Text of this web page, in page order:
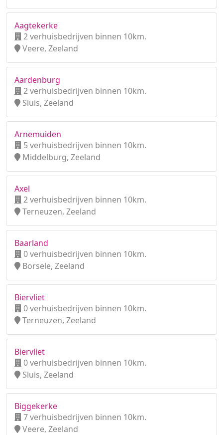
Aagtekerke
2 verhuisbedrijven binnen 10km.
Veere, Zeeland
Aardenburg
2 verhuisbedrijven binnen 10km.
Sluis, Zeeland
Arnemuiden
5 verhuisbedrijven binnen 10km.
Middelburg, Zeeland
Axel
2 verhuisbedrijven binnen 10km.
Terneuzen, Zeeland
Baarland
0 verhuisbedrijven binnen 10km.
Borsele, Zeeland
Biervliet
0 verhuisbedrijven binnen 10km.
Terneuzen, Zeeland
Biervliet
0 verhuisbedrijven binnen 10km.
Sluis, Zeeland
Biggekerke
7 verhuisbedrijven binnen 10km.
Veere, Zeeland